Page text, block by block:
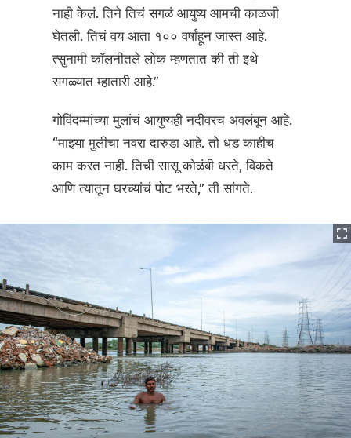
नाही केलं. तिने तिचं सगळं आयुष्य आमची काळजी
घेतली. तिचं वय आता १०० वर्षांहून जास्त आहे.
त्सुनामी कॉलनीतले लोक म्हणतात की ती इथे
सगळ्यात म्हातारी आहे.”
गोविंदम्मांच्या मुलांचं आयुष्यही नदीवरच अवलंबून आहे.
“माझ्या मुलीचा नवरा दारुडा आहे. तो धड काहीच
काम करत नाही. तिची सासू कोळंबी धरते, विकते
आणि त्यातून घरच्यांचं पोट भरते,” ती सांगते.